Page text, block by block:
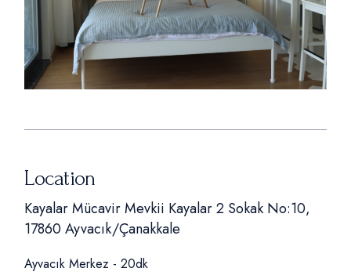
Location
Kayalar Mücavir Mevkii Kayalar 2 Sokak No:10,
17860 Ayvacık/Çanakkale
Ayvacık Merkez - 20dk